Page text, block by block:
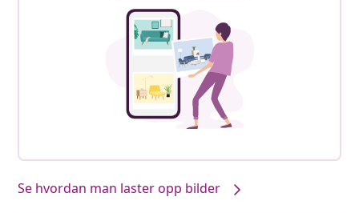
Se hvordan man laster opp bilder